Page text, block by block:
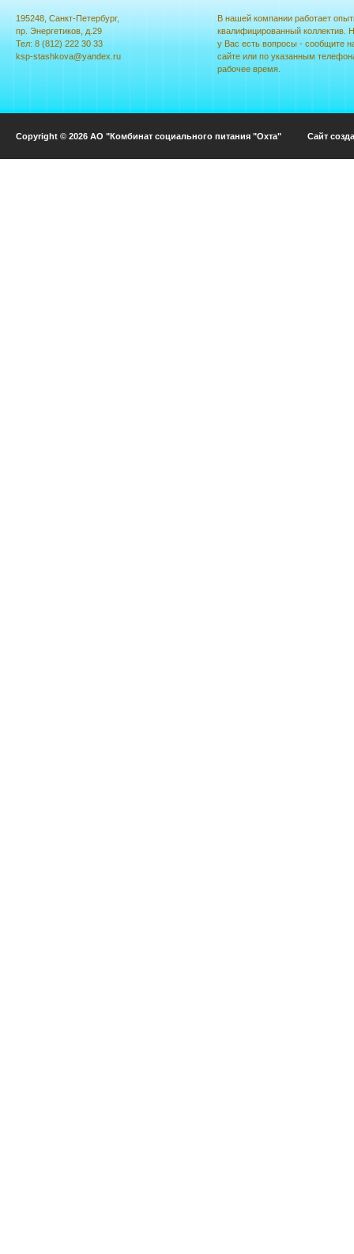
195248, Санкт-Петербург,
пр. Энергетиков, д.29
Тел: 8 (812) 222 30 33
ksp-stashkova@yandex.ru
В нашей компании работает
квалифицированный коллектив.
у Вас есть вопросы - сообщите
сайте или по указанным
рабочее время.
Copyright © 2026 АО "Комбинат социального питания "Охта" Сайт